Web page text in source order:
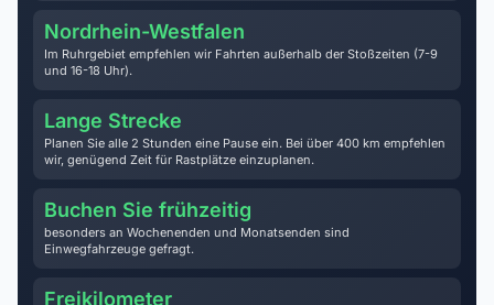
Nordrhein-Westfalen
Im Ruhrgebiet empfehlen wir Fahrten außerhalb der Stoßzeiten (7-9
und 16-18 Uhr).
Lange Strecke
Planen Sie alle 2 Stunden eine Pause ein. Bei über 400 km empfehlen
wir, genügend Zeit für Rastplätze einzuplanen.
Buchen Sie frühzeitig
besonders an Wochenenden und Monatsenden sind
Einwegfahrzeuge gefragt.
Freikilometer